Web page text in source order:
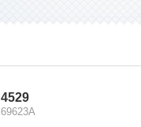
4529
69623A